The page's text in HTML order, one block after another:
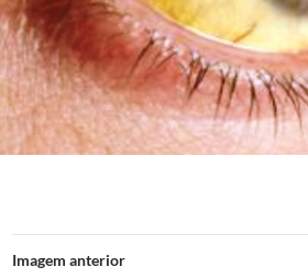
Imagem anterior